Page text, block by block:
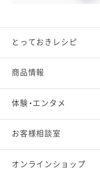
とっておきレシピ
とっておきレシピト
素材の知識
料理の基本
特集レシピ
商品情報
商品情報トップ
新商品・リニューア
販売終了商品一覧
体験・エンタメ
体験・エンタメトッ
マヨテラス（見学施設
お客様相談室
お客様相談室トップ
オンラインショップ